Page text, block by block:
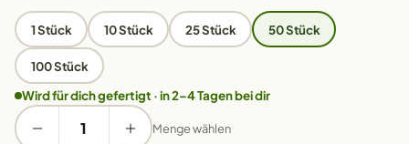
1 Stück 10 Stück 25 Stück 50 Stück
100 Stück
Wird für dich gefertigt · in 2–4 Tagen bei dir
Menge wählen